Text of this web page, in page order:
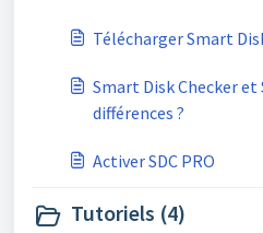
Télécharger Smart
Smart Disk Checker et
différences ?
Activer SDC PRO
Tutoriels (4)